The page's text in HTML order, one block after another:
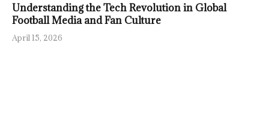
Understanding the Tech Revolution in Global
Football Media and Fan Culture
April 15, 2026